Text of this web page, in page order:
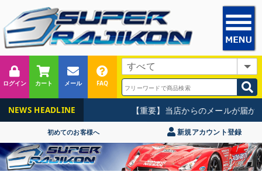
ログイン カート メール FAQ
NEWS HEADLINE 【重要】当店からのメールが届か
初めてのお客様へ 新規アカウント登録